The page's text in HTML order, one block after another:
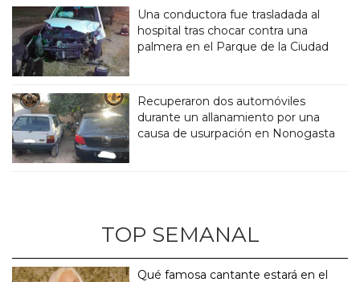
Una conductora fue trasladada al
hospital tras chocar contra una
palmera en el Parque de la Ciudad
Recuperaron dos automóviles
durante un allanamiento por una
causa de usurpación en Nonogasta
TOP SEMANAL
Qué famosa cantante estará en el